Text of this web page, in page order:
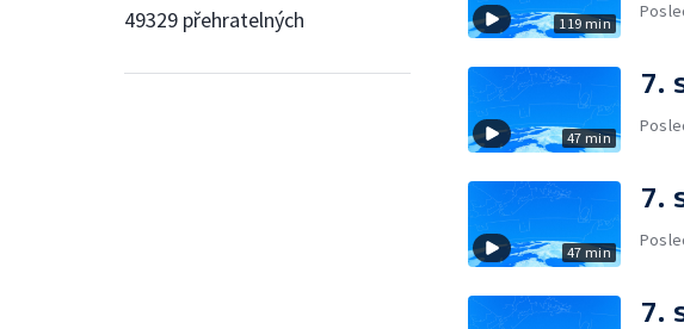
49329 přehratelných 119 min
47 min
7.
47 min
7.
7.